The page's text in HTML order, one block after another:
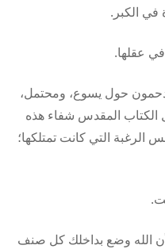
في الكبر.
عقلها.
حول يسوع، ومحتمل،
المقدس شفاء هذه
الرغبة التي كانت تمتلكها؛
الله وضع بداخلك كل صنف